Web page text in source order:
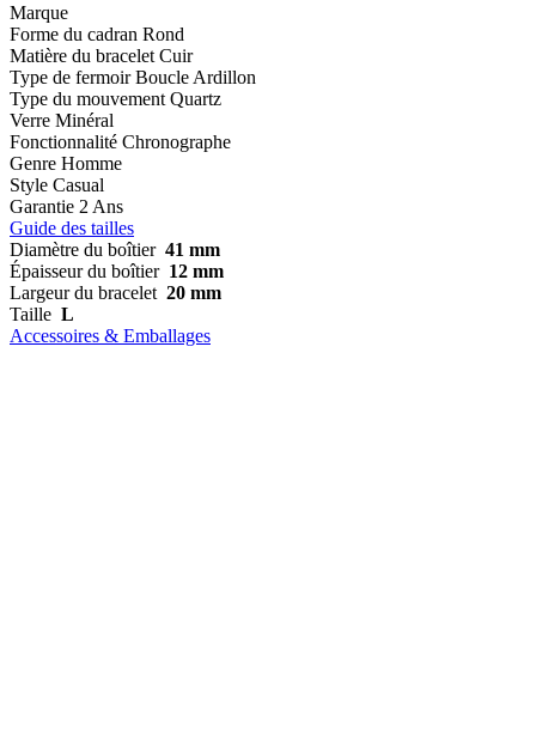
Marque
Forme du cadran Rond
Matière du bracelet Cuir
Type de fermoir Boucle Ardillon
Type du mouvement Quartz
Verre Minéral
Fonctionnalité Chronographe
Genre Homme
Style Casual
Garantie 2 Ans
Guide des tailles
Diamètre du boîtier 41 mm
Épaisseur du boîtier 12 mm
Largeur du bracelet 20 mm
Taille L
Accessoires & Emballages